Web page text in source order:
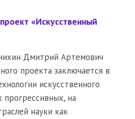
«Искусственный
Дмитрий Артемович
проекта заключается в
искусственного
прогрессивных, на
науки как